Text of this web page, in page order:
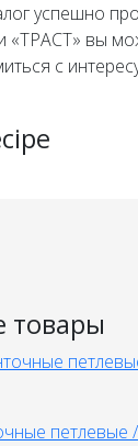
успешно
«ТРАСТ» вы
с
товары
петлевые